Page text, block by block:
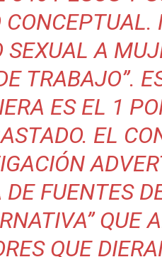
SEXUAL A
TRABAJO”.
ES EL 1
EL
DE FUENTES
QUE
QUE